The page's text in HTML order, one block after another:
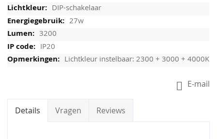
DIP-schakelaar
27w
3200
IP20
Lichtkleur instelbaar: 2300 + 3000 + 4000K
E-mail
Details Vragen Reviews